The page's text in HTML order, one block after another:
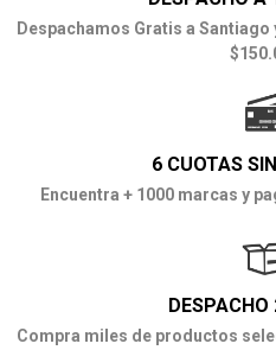
Despachamos Gratis a
6 CUOTAS
Encuentra + 1000 marcas y
Compra miles de productos